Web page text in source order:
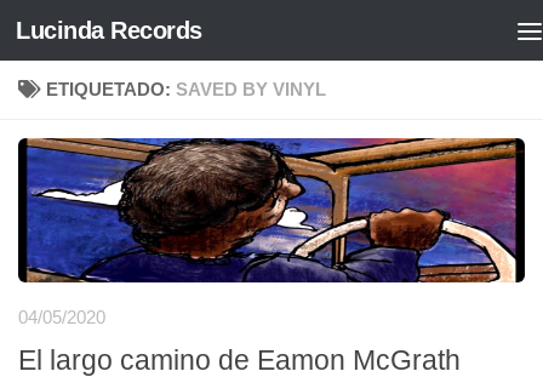
Saltar al contenido
Lucinda Records
ETIQUETADO: SAVED BY VINYL
04/05/2020
El largo camino de Eamon McGrath